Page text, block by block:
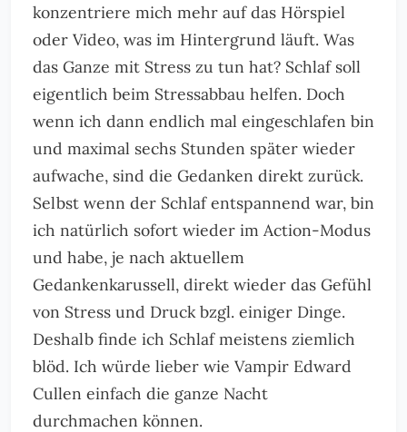
konzentriere mich mehr auf das Hörspiel
oder Video, was im Hintergrund läuft. Was
das Ganze mit Stress zu tun hat? Schlaf soll
eigentlich beim Stressabbau helfen. Doch
wenn ich dann endlich mal eingeschlafen bin
und maximal sechs Stunden später wieder
aufwache, sind die Gedanken direkt zurück.
Selbst wenn der Schlaf entspannend war, bin
ich natürlich sofort wieder im Action-Modus
und habe, je nach aktuellem
Gedankenkarussell, direkt wieder das Gefühl
von Stress und Druck bzgl. einiger Dinge.
Deshalb finde ich Schlaf meistens ziemlich
blöd. Ich würde lieber wie Vampir Edward
Cullen einfach die ganze Nacht
durchmachen können.